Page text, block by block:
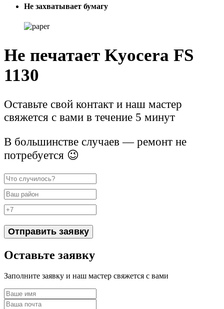
Не захватывает бумагу
Не печатает Kyocera FS
1130
Оставьте свой контакт и наш мастер
свяжется с вами в течение 5 минут
В большинстве случаев — ремонт не
потребуется 😉
Отправить заявку
Оставьте заявку
Заполните заявку и наш мастер свяжется с вами